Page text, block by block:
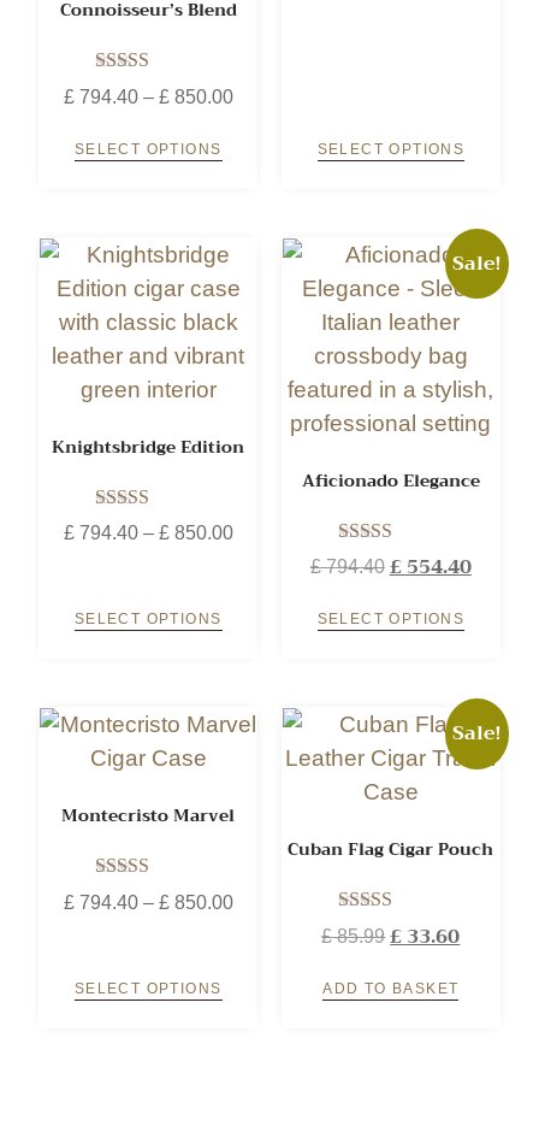
Connoisseur’s Blend
Rated
5.00
£794.40 – £850.00
SELECT OPTIONS SELECT OPTIONS
Knightsbridge Edition
Rated
5.00
£794.40 – £850.00
SELECT OPTIONS
Sale!
Aficionado Elegance
Rated
5.00
£794.40 £554.40
SELECT OPTIONS
Montecristo Marvel
Rated
5.00
£794.40 – £850.00
SELECT OPTIONS
Sale!
Cuban Flag Cigar Pouch
Rated
5.00
£85.99 £33.60
ADD TO BASKET